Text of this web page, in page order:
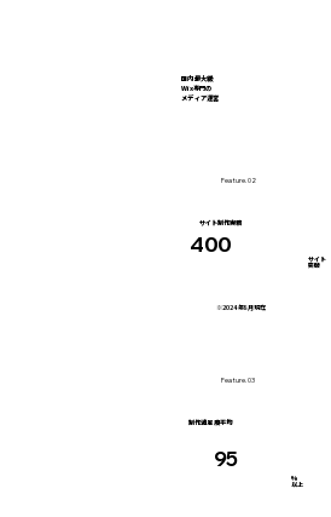
国内最大級
Wix専門の
メディア運営
サイト制作実績
400
サイト
突破
※2024年8月現在
Feature. 02
95
%
以上
制作満足度平均
Feature. 03